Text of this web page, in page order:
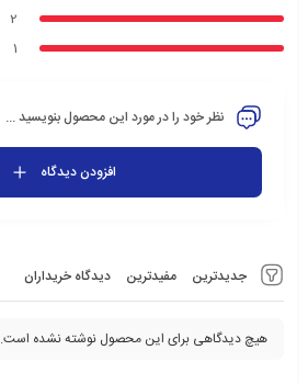
جدیدترین مفیدترین دیدگاه خریداران
هیچ دیدگاهی برای این محصول نوشته نشده است.
2
1
نظر خود را در مورد این محصول بنویسید ...
افزودن دیدگاه